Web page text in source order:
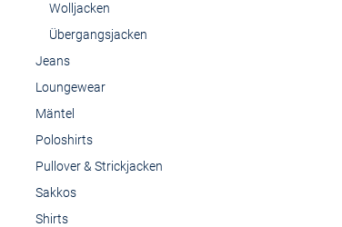
Wolljacken
Übergangsjacken
Jeans
Loungewear
Mäntel
Poloshirts
Pullover & Strickjacken
Sakkos
Shirts